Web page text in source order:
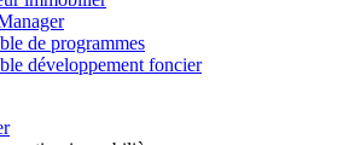
de programmes
développement foncier